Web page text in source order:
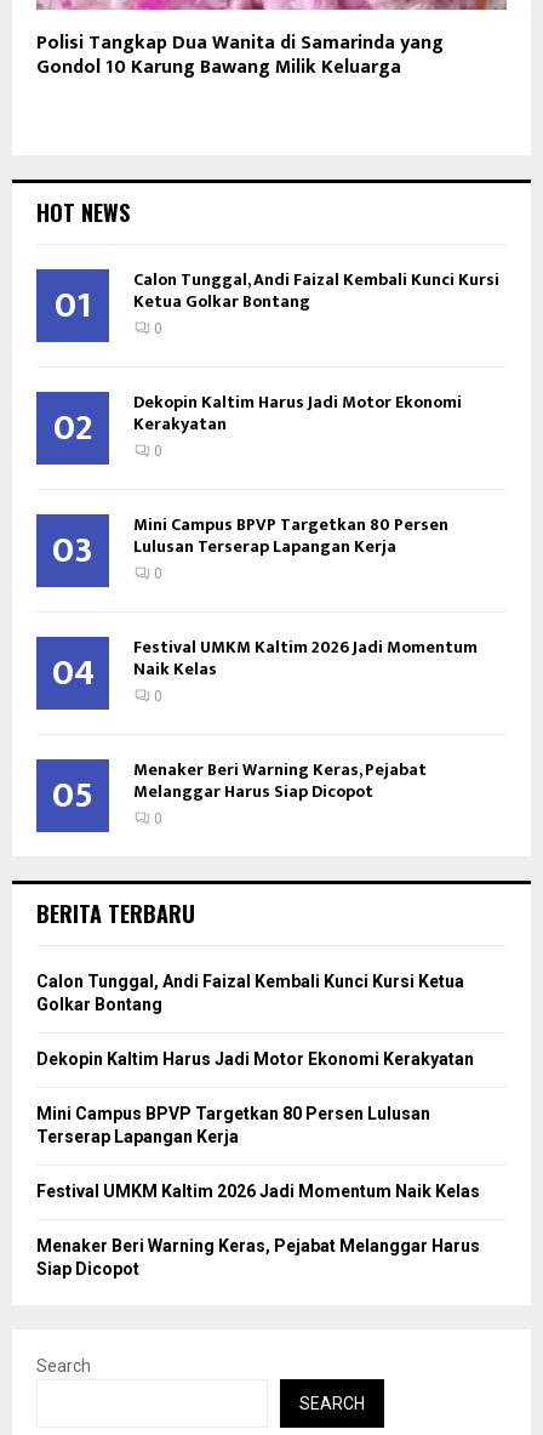
Polisi Tangkap Dua Wanita di Samarinda yang
Gondol 10 Karung Bawang Milik Keluarga
HOT NEWS
01 Calon Tunggal, Andi Faizal Kembali Kunci Kursi
Ketua Golkar Bontang
0
02 Dekopin Kaltim Harus Jadi Motor Ekonomi
Kerakyatan
0
03 Mini Campus BPVP Targetkan 80 Persen
Lulusan Terserap Lapangan Kerja
0
04 Festival UMKM Kaltim 2026 Jadi Momentum
Naik Kelas
0
05 Menaker Beri Warning Keras, Pejabat
Melanggar Harus Siap Dicopot
0
BERITA TERBARU
Calon Tunggal, Andi Faizal Kembali Kunci Kursi Ketua
Golkar Bontang
Dekopin Kaltim Harus Jadi Motor Ekonomi Kerakyatan
Mini Campus BPVP Targetkan 80 Persen Lulusan
Terserap Lapangan Kerja
Festival UMKM Kaltim 2026 Jadi Momentum Naik Kelas
Menaker Beri Warning Keras, Pejabat Melanggar Harus
Siap Dicopot
Search
SEARCH